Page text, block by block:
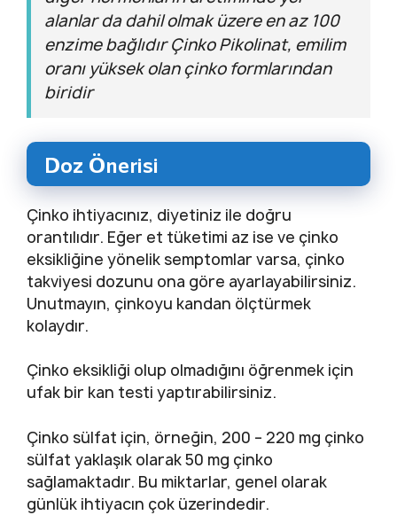
alanlar da dahil olmak üzere en az 100
enzime bağlıdır Çinko Pikolinat, emilim
oranı yüksek olan çinko formlarından
biridir
Doz Önerisi
Çinko ihtiyacınız, diyetiniz ile doğru
orantılıdır. Eğer et tüketimi az ise ve çinko
eksikliğine yönelik semptomlar varsa, çinko
takviyesi dozunu ona göre ayarlayabilirsiniz.
Unutmayın, çinkoyu kandan ölçtürmek
kolaydır.
Çinko eksikliği olup olmadığını öğrenmek için
ufak bir kan testi yaptırabilirsiniz.
Çinko sülfat için, örneğin, 200 – 220 mg çinko
sülfat yaklaşık olarak 50 mg çinko
sağlamaktadır. Bu miktarlar, genel olarak
günlük ihtiyacın çok üzerindedir.